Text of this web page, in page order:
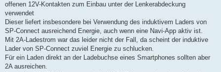
offenen 12V-Kontakten zum Einbau unter der Lenkerabdeckung
verwendet
Dieser liefert insbesondere bei Verwendung des induktivem Laders von
SP-Connect ausreichend Energie, auch wenn eine Navi-App aktiv ist.
Mit 2A-Ladestrom war das leider nicht der Fall, da scheint der induktive
Lader von SP-Connect zuviel Energie zu schlucken.
Für ein Laden direkt an der Ladebuchse eines Smartphones sollten aber
2A ausreichen.